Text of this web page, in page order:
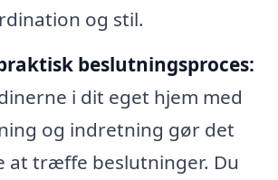
og stil.
beslutningsproces:
i dit eget hjem med
og indretning gør det
at træffe beslutninger. Du